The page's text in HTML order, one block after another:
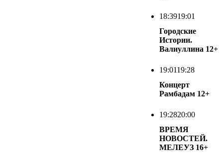
18:3919:01
Городские
Истории.
Валиуллина 12+
19:0119:28
Концерт
Рамбадам 12+
19:2820:00
ВРЕМЯ
НОВОСТЕЙ.
МЕЛЕУЗ 16+